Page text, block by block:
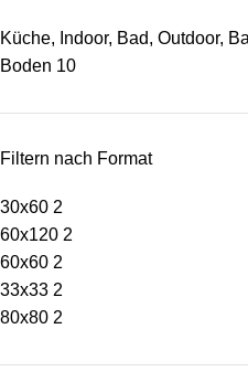
Küche, Indoor, Bad, Outdoor,
Boden 10
Filtern nach Format
30x60 2
60x120 2
60x60 2
33x33 2
80x80 2